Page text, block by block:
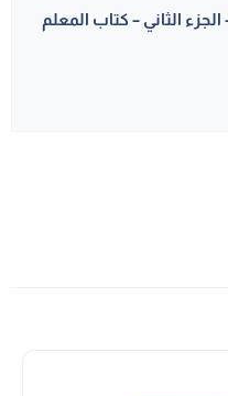
الثاني – كتاب المعلم